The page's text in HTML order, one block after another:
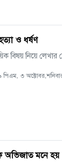
ও ধর্ষণ
বিষয় নিয়ে লেখার
৩
অভিজাত মনে